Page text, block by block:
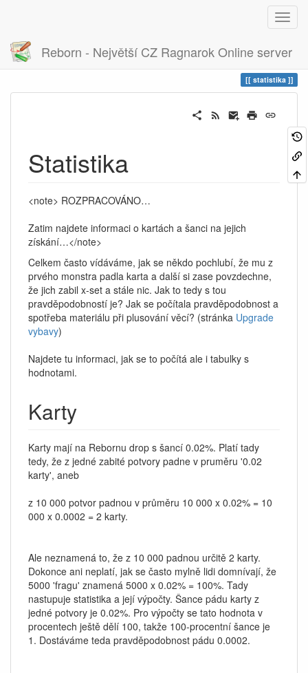
Reborn - Největší CZ Ragnarok Online server
Historie statistika
statistika
Statistika
<note> ROZPRACOVÁNO…
Zatim najdete informaci o kartách a šanci na jejich
získání…</note>
Celkem často vídáváme, jak se někdo pochlubí, že mu z
prvého monstra padla karta a další si zase povzdechne,
že jich zabil x-set a stále nic. Jak to tedy s tou
pravděpodobností je? Jak se počítala pravděpodobnost a
spotřeba materiálu při plusování věcí? (stránka Upgrade
vybavy)
Najdete tu informaci, jak se to počítá ale i tabulky s
hodnotami.
Karty
Karty mají na Rebornu drop s šancí 0.02%. Platí tady
tedy, že z jedné zabité potvory padne v pruměru '0.02
karty', aneb
z 10 000 potvor padnou v průměru 10 000 x 0.02% = 10
000 x 0.0002 = 2 karty.
Ale neznamená to, že z 10 000 padnou určitě 2 karty.
Dokonce ani neplatí, jak se často mylně lidi domnívají, že
5000 'fragu' znamená 5000 x 0.02% = 100%. Tady
nastupuje statistika a její výpočty. Šance pádu karty z
jedné potvory je 0.02%. Pro výpočty se tato hodnota v
procentech ještě dělí 100, takže 100-procentní šance je
1. Dostáváme teda pravděpodobnost pádu 0.0002.